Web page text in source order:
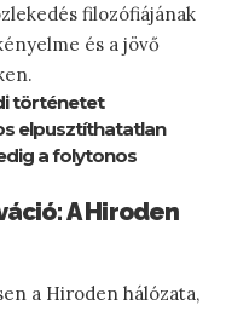
filozófiájának
és a jövő
történetet
elpusztíthatatlan
a folytonos
A Hiroden
a Hiroden hálózata,